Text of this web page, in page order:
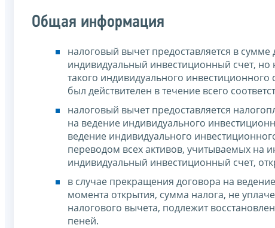
Общая информация
налоговый вычет предоставляется в
индивидуальный инвестиционный счет, но
такого индивидуального
был действителен в течение всего
налоговый вычет предоставляется
на ведение индивидуального
ведение индивидуального
переводом всех активов, учитываемых на
индивидуальный инвестиционный счет,
в случае прекращения договора на
момента открытия, сумма налога, не
налогового вычета, подлежит
пеней.